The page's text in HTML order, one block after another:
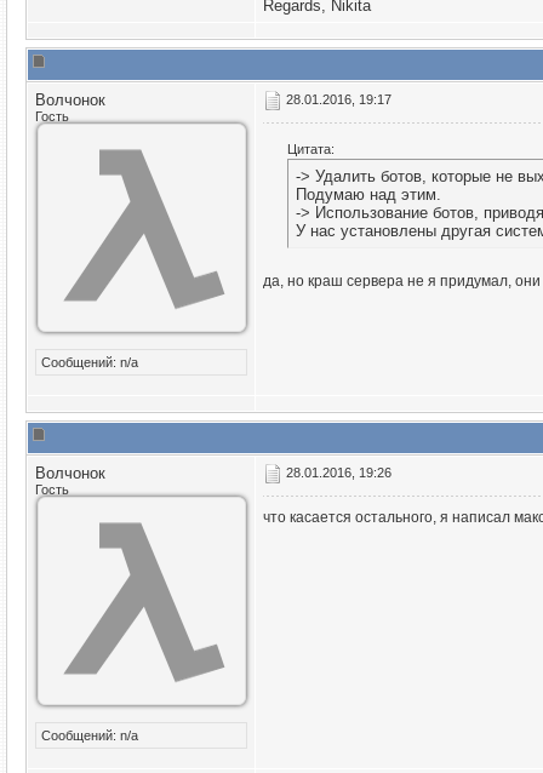
Regards, Nikita
Волчонок
Гость
Сообщений: n/a
28.01.2016, 19:17
Цитата:
-> Удалить ботов, которые не
Подумаю над этим.
-> Использование ботов,
У нас установлены другая
да, но краш сервера не я придумал,
Волчонок
Гость
Сообщений: n/a
28.01.2016, 19:26
что касается остального, я написал